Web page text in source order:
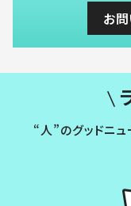
お
“人”のグッドニ